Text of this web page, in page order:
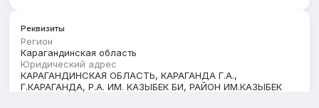
Реквизиты
Регион
Карагандинская область
Юридический адрес
КАРАГАНДИНСКАЯ ОБЛАСТЬ, КАРАГАНДА Г.А.,
Г.КАРАГАНДА, Р.А. ИМ. КАЗЫБЕК БИ, РАЙОН ИМ.КАЗЫБЕК